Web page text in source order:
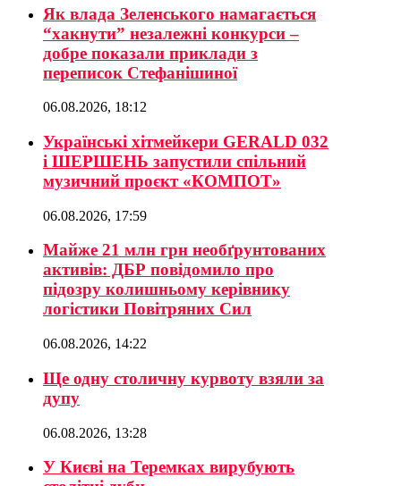
Як влада Зеленського намагається
“хакнути” незалежні конкурси –
добре показали приклади з
переписок Стефанішиної
06.08.2026, 18:12
Українські хітмейкери GERALD 032
і ШЕРШЕНЬ запустили спільний
музичний проєкт «КОМПОТ»
06.08.2026, 17:59
Майже 21 млн грн необґрунтованих
активів: ДБР повідомило про
підозру колишньому керівнику
логістики Повітряних Сил
06.08.2026, 14:22
Ще одну столичну курвоту взяли за
дупу
06.08.2026, 13:28
У Києві на Теремках вирубують